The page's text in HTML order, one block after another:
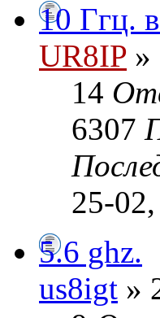
10 Ггц.
UR8IP »
14
6307
25-
5.6 ghz.
us8igt »